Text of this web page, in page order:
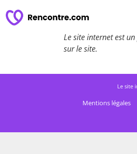
Le site internet est
sur le site.
Le site
Mentions légales